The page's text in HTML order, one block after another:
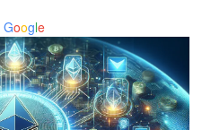
Google